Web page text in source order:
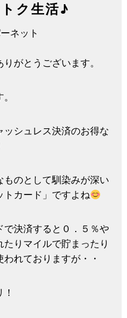
ク生活♪
ネット
がとうございます。
シュレス決済のお得な
のとして馴染みが深い
カード」ですよね
決済すると０．５％や
りマイルで貯まったり
れておりますが・・